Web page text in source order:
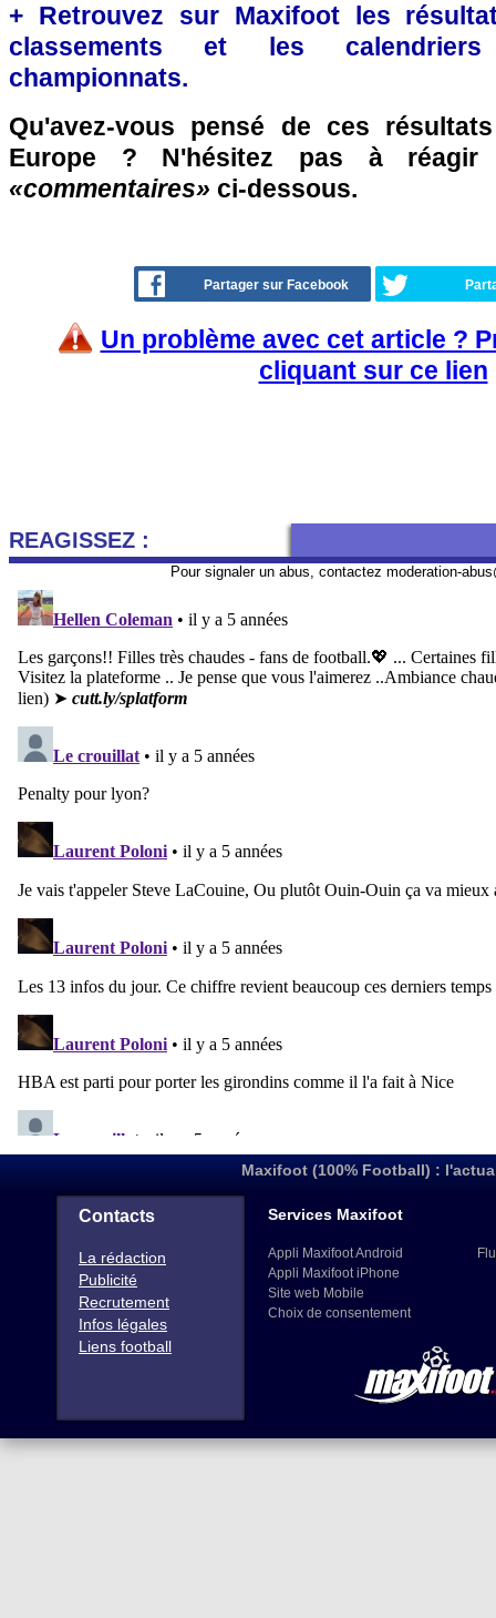
+ Retrouvez sur Maxifoot les
classements et les
championnats.
Qu'avez-vous pensé de ces
Europe ? N'hésitez pas à réagir
«commentaires» ci-dessous.
Partager sur Facebook
Un problème avec cet article ?
cliquant sur ce lien
REAGISSEZ :
Pour signaler un abus, contactez moderation-
Maxifoot (100% Football) :
Contacts
La rédaction
Publicité
Recrutement
Infos légales
Liens football
Services Maxifoot
Appli Maxifoot Android
Appli Maxifoot iPhone
Site web Mobile
Choix de consentement